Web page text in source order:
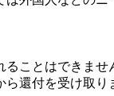
ことはできま
還付を受け取り